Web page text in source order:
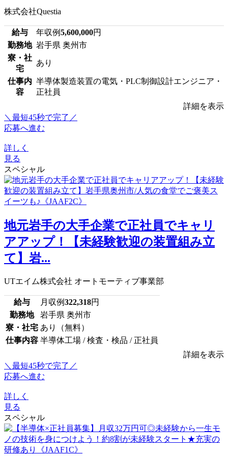
株式会社Questia
給与 年収例5,600,000円
勤務地 岩手県 奥州市
寮・社
宅
あり
仕事内
容
半導体製造装置の電気・PLC制御設計エンジニア・
正社員
詳細を表示
＼最短45秒で完了／
応募へ進む
詳しく
見る
スペシャル
地元岩手の大手企業で正社員でキャリ
アアップ！【未経験歓迎の装置組み立
て】岩...
UTエイム株式会社 オートモーティブ事業部
給与 月収例322,318円
勤務地
岩手県 奥州市
寮・社宅 あり（無料）
仕事内容 半導体工場 / 検査・検品 / 正社員
詳細を表示
＼最短45秒で完了／
応募へ進む
詳しく
見る
スペシャル